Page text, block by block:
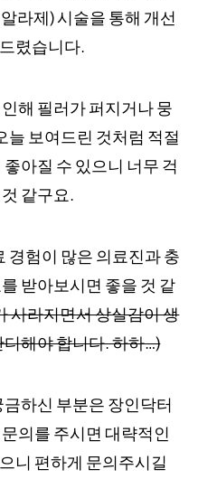
라제) 시술을 통해 개선
렸습니다.
해 필러가 퍼지거나 뭉
늘 보여드린 것처럼 적절
아질 수 있으니 너무 걱
같구요.
경험이 많은 의료진과 충
받아보시면 좋을 것 같
사라지면서 상실감이 생
해야 합니다. 하하…)
하신 부분은 장인닥터
의를 주시면 대략적인
니 편하게 문의주시길